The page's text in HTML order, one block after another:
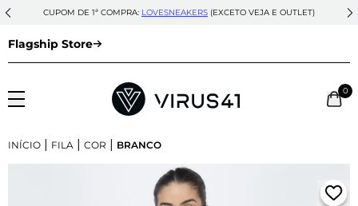
CUPOM DE 1ª COMPRA: LOVESNEAKERS (EXCETO VEJA E OUTLET)
Flagship Store
0
INÍCIO | FILA | COR | BRANCO